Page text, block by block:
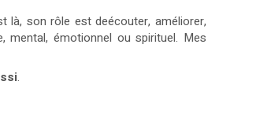
là, son rôle est deécouter, améliorer,
mental, émotionnel ou spirituel. Mes
.